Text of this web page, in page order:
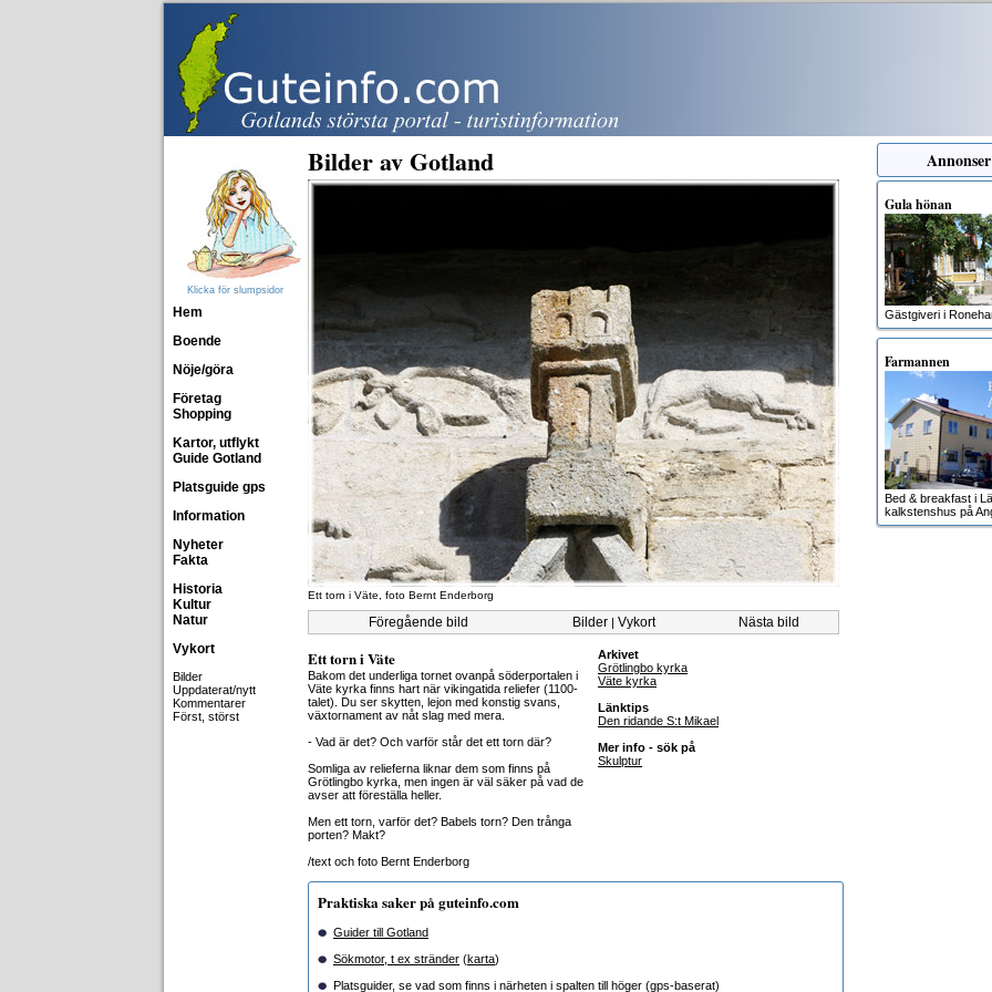
Klicka för slumpsidor
Hem
Boende
Nöje/göra
Företag
Shopping
Kartor, utflykt
Guide Gotland
Platsguide gps
Information
Nyheter
Fakta
Historia
Kultur
Natur
Vykort
Bilder
Uppdaterat/nytt
Kommentarer
Först, störst
Bilder av Gotland
Ett torn i Väte, foto Bernt Enderborg
Föregående bild Bilder| Vykort Nästa bild
Ett torn i Väte
Bakom det underliga tornet ovanpå söderportalen i
Väte kyrka finns hart när vikingatida reliefer (1100-
talet). Du ser skytten, lejon med konstig svans,
växtornament av nåt slag med mera.
- Vad är det? Och varför står det ett torn där?
Somliga av relieferna liknar dem som finns på
Grötlingbo kyrka, men ingen är väl säker på vad de
avser att föreställa heller.
Men ett torn, varför det? Babels torn? Den trånga
porten? Makt?
Arkivet
Grötlingbo kyrka
Väte kyrka
Länktips
Den ridande S:t Mikael
Mer info - sök på
Skulptur
/text och foto Bernt Enderborg
Praktiska saker på guteinfo.com
Guider till Gotland
Sökmotor, t ex stränder (karta)
Platsguider, se vad som finns i närheten i spalten till höger (gps-baserat)
Gula hönan
Gästgiveri i
Farmannen
Bed & breakfast i
kalkstenshus på